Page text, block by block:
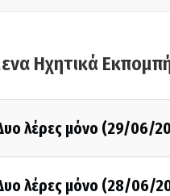
Ηχητικά
λέρες μόνο (29/06/
λέρες μόνο (28/06/